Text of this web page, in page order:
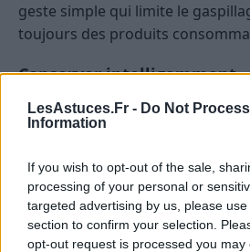
LesAstuces.Fr - Do Not
Information
If you wish to opt-out of the sale,
processing of your personal or
targeted advertising by us, please
section to confirm your selection.
opt-out request is processed you may
geste simple qui limite le
toujours des produits
Conserver intelligemment
Utilisez des boîtes
Congelez les portions en
frais qui risquent de s’abîmer.
Notez les dates de
emballages pour ne rien